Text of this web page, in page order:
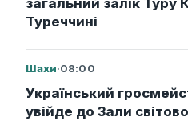
загальний залік
Туреччині
Шахи·08:00
Український
увійде до Зали